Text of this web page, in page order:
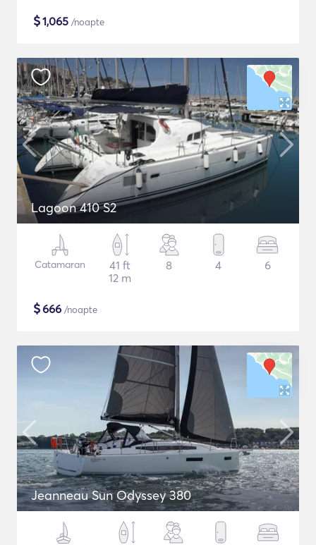
$1,065 /noapte
Lagoon 410 S2
Catamaran
41 ft
12 m
8 4 6
$666 /noapte
Jeanneau Sun Odyssey 380